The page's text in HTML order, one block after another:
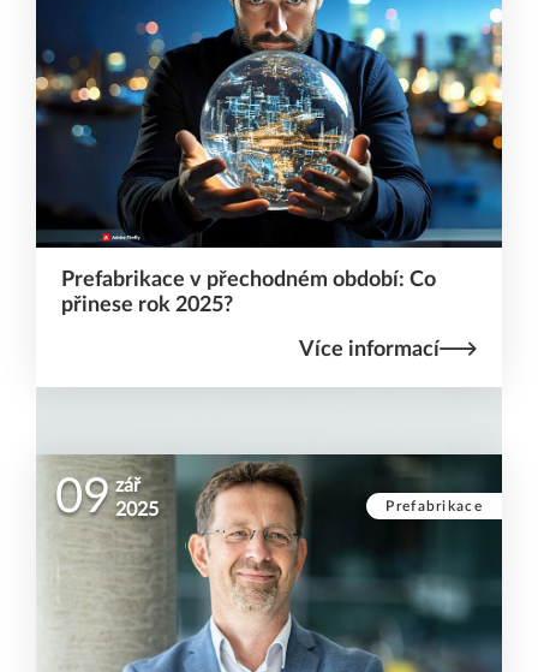
Prefabrikace v přechodném období: Co
přinese rok 2025?
Více informací
Prefabrikace
09 zář
2025